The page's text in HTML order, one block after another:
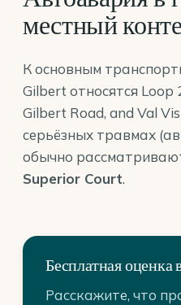
местный
К основным
Gilbert относятся Loop
Gilbert Road, and Val
серьёзных травмах
обычно
Superior Court.
Бесплатная оценка
Расскажите, что